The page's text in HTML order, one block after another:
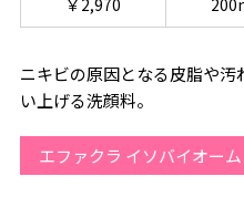
￥2,970
ニキビの原因となる皮脂や
い上げる洗顔料。
エファクラ イソバイオー